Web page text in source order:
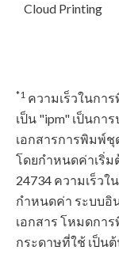
Cloud Printing
*1 ความเร็วในกา
เป็น "ipm" เป็นกา
เอกสารการพิมพ์ชุ
โดยกำหนดค่าเริ่ม
24734 ความเร็ว
กำหนดค่า ระบบอิ
เอกสาร โหมดกา
กระดาษที่ใช้ เป็น